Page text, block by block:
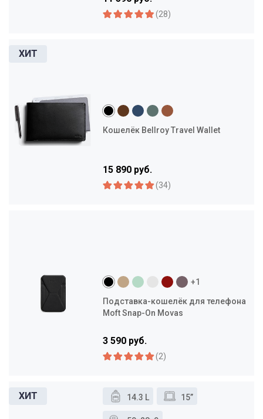
(28)
Кошелёк Bellroy Travel Wallet
15 890 руб.
(34)
+1
Подставка-кошелёк для телефона
Moft Snap-On Movas
3 590 руб.
(2)
14.3 L 15”